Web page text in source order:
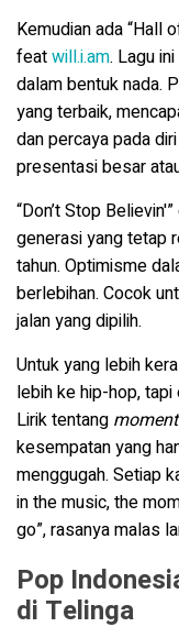
Kemudian ada “Hall
featwill.i.am. Lagu
dalam bentuk nada.
yang terbaik,
dan percaya pada
presentasi besar
“Don’t Stop
generasi yang tetap
tahun. Optimisme
berlebihan. Cocok
jalan yang dipilih.
Untuk yang lebih
lebih ke hip-hop,
Lirik tentang
kesempatan yang
menggugah. Setiap
in the music, the
go”, rasanya malas
Pop
di Telinga